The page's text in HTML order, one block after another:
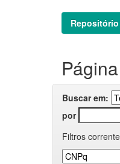
Buscar em:
por
Filtros